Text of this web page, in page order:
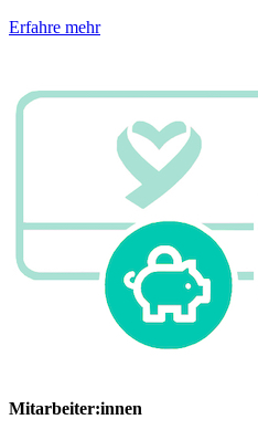
Erfahre mehr
Mitarbeiter:innen